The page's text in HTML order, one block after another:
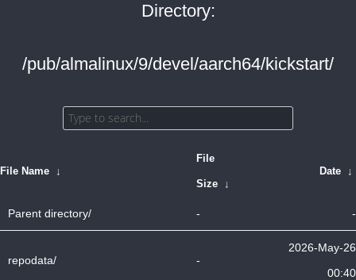
Directory:
/pub/almalinux/9/devel/aarch64/kickstart/
File Name ↓
File
Size ↓
Date ↓
Parent directory/ - -
repodata/ -
2026-May-26
00:40